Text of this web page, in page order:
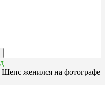
Шепс женился на фотографе